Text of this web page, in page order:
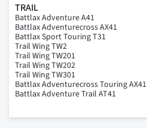
TRAIL
Battlax Adventure A41
Battlax Adventurecross AX41
Battlax Sport Touring T31
Trail Wing TW2
Trail Wing TW201
Trail Wing TW202
Trail Wing TW301
Battlax Adventurecross Touring AX41
Battlax Adventure Trail AT41